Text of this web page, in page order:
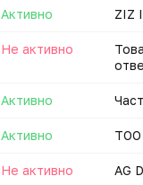
Активно ZIZ
Не активно
Активно
Активно ТОО
Не активно AG